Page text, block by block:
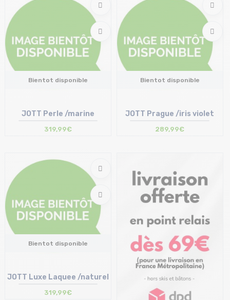
Bientot disponible
JOTT Perle /marine
319,99€
Bientot disponible
JOTT Prague /iris violet
289,99€
Bientot disponible
JOTT Luxe Laquee /naturel
319,99€